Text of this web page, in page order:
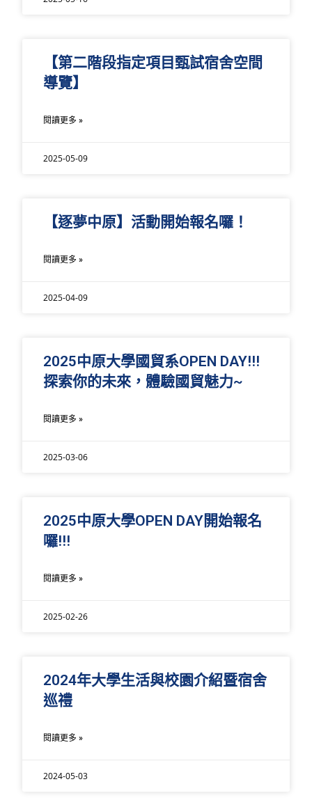
【第二階段指定項目甄試宿舍空間
導覽】
閱讀更多 »
2025-05-09
【逐夢中原】活動開始報名囉！
閱讀更多 »
2025-04-09
2025中原大學國貿系OPEN DAY!!!
探索你的未來，體驗國貿魅力~
閱讀更多 »
2025-03-06
2025中原大學OPEN DAY開始報名
囉!!!
閱讀更多 »
2025-02-26
2024年大學生活與校園介紹暨宿舍
巡禮
閱讀更多 »
2024-05-03